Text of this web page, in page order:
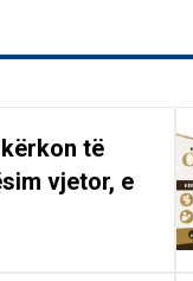
të
vjetor, e